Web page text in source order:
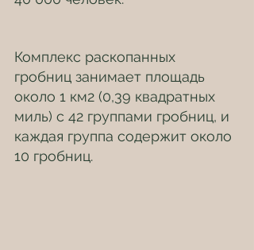
Комплекс раскопанных
гробниц занимает площадь
около 1 км2 (0,39 квадратных
миль) с 42 группами гробниц, и
каждая группа содержит около
10 гробниц.